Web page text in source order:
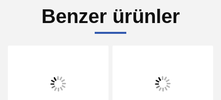
Benzer ürünler